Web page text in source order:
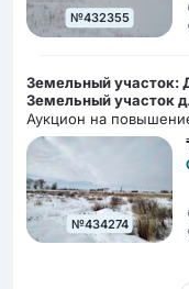
№432355
Земельный участок:
Земельный участок
Аукцион на
№434274